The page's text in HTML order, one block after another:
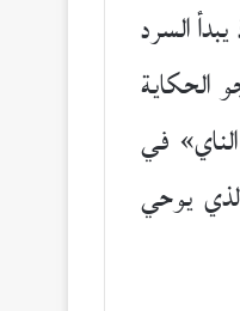
يبدأ السرد
الحكاية
في
يوحي